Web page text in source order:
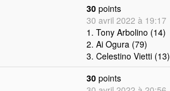
30 points
30 avril 2022 à 19:17
1. Tony Arbolino (14)
2. Ai Ogura (79)
3. Celestino Vietti (13)
30 points